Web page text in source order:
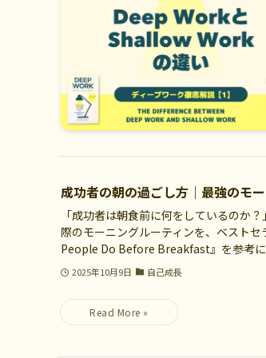
成功者の朝の過ごし方｜最強のモ
「成功者は朝食前に何をしているのか
際のモーニングルーティンを、ベスト
People Do Before Breakfast』を参考に
2025年10月9日 自己成長